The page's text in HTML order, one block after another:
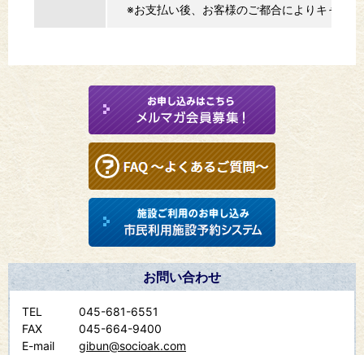
※お支払い後、お客様のご都合によりキャン
お問い合わせ
TEL
045-681-6551
FAX
045-664-9400
E-mail
gibun@socioak.com